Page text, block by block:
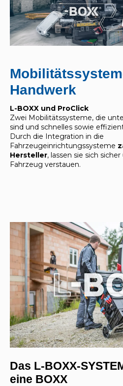
Handwerk
L-BOXX und ProClick
Zwei Mobilitätssysteme, die
sind und schnelles sowie
Durch die Integration in die
Fahrzeugeinrichtungssysteme
Hersteller, lassen sie sich
Fahrzeug verstauen.
Das L-BOXX-
eine BOXX